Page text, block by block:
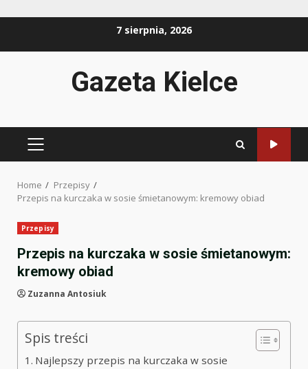
7 sierpnia, 2026
Gazeta Kielce
PRIMARY
Home
Przepisy
Przepis na kurczaka w sosie śmietanowym: kremowy obiad
Przepisy
Przepis na kurczaka w sosie śmietanowym:
kremowy obiad
Zuzanna Antosiuk
Spis treści
Najlepszy przepis na kurczaka w sosie